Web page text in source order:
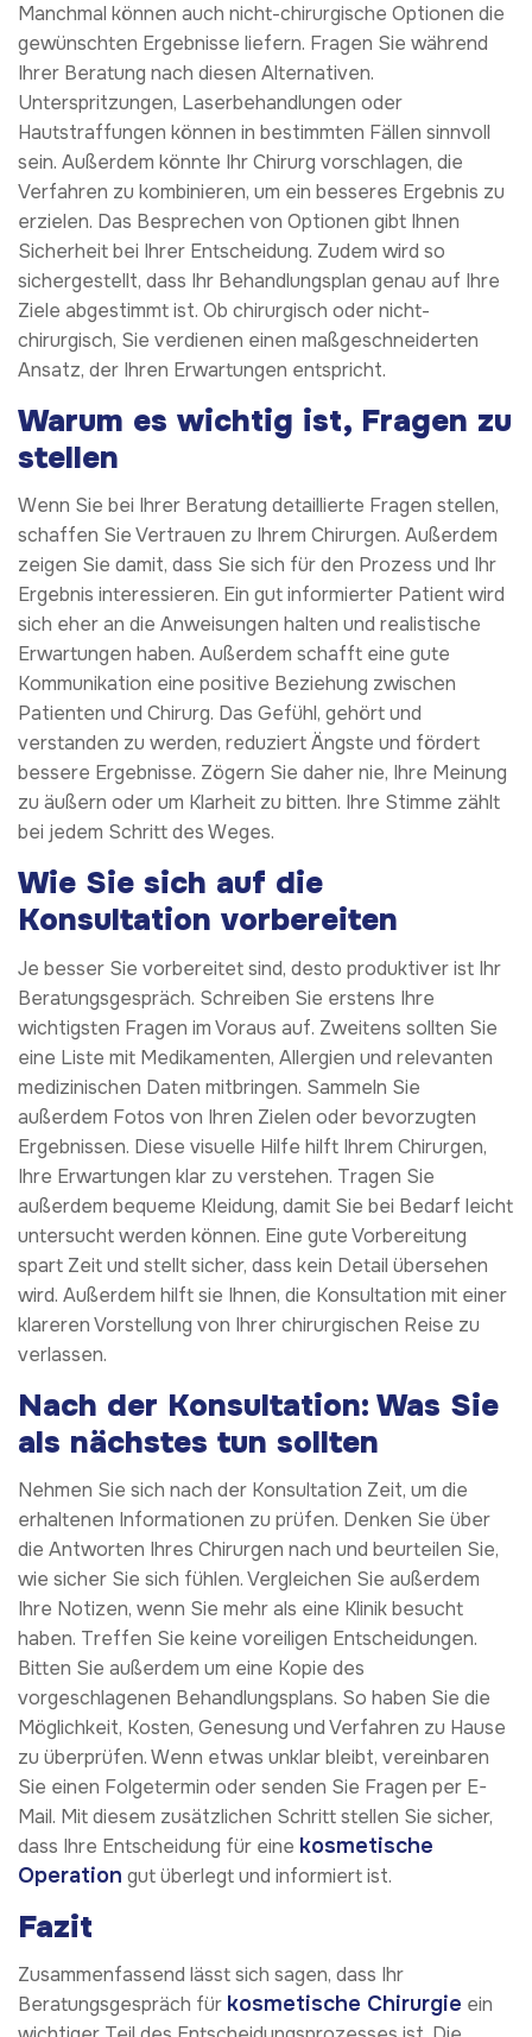
Manchmal können auch nicht-chirurgische Optionen die
gewünschten Ergebnisse liefern. Fragen Sie während
Ihrer Beratung nach diesen Alternativen.
Unterspritzungen, Laserbehandlungen oder
Hautstraffungen können in bestimmten Fällen sinnvoll
sein. Außerdem könnte Ihr Chirurg vorschlagen, die
Verfahren zu kombinieren, um ein besseres Ergebnis zu
erzielen. Das Besprechen von Optionen gibt Ihnen
Sicherheit bei Ihrer Entscheidung. Zudem wird so
sichergestellt, dass Ihr Behandlungsplan genau auf Ihre
Ziele abgestimmt ist. Ob chirurgisch oder nicht-
chirurgisch, Sie verdienen einen maßgeschneiderten
Ansatz, der Ihren Erwartungen entspricht.
Warum es wichtig ist, Fragen zu
stellen
Wenn Sie bei Ihrer Beratung detaillierte Fragen stellen,
schaffen Sie Vertrauen zu Ihrem Chirurgen. Außerdem
zeigen Sie damit, dass Sie sich für den Prozess und Ihr
Ergebnis interessieren. Ein gut informierter Patient wird
sich eher an die Anweisungen halten und realistische
Erwartungen haben. Außerdem schafft eine gute
Kommunikation eine positive Beziehung zwischen
Patienten und Chirurg. Das Gefühl, gehört und
verstanden zu werden, reduziert Ängste und fördert
bessere Ergebnisse. Zögern Sie daher nie, Ihre Meinung
zu äußern oder um Klarheit zu bitten. Ihre Stimme zählt
bei jedem Schritt des Weges.
Wie Sie sich auf die
Konsultation vorbereiten
Je besser Sie vorbereitet sind, desto produktiver ist Ihr
Beratungsgespräch. Schreiben Sie erstens Ihre
wichtigsten Fragen im Voraus auf. Zweitens sollten Sie
eine Liste mit Medikamenten, Allergien und relevanten
medizinischen Daten mitbringen. Sammeln Sie
außerdem Fotos von Ihren Zielen oder bevorzugten
Ergebnissen. Diese visuelle Hilfe hilft Ihrem Chirurgen,
Ihre Erwartungen klar zu verstehen. Tragen Sie
außerdem bequeme Kleidung, damit Sie bei Bedarf leicht
untersucht werden können. Eine gute Vorbereitung
spart Zeit und stellt sicher, dass kein Detail übersehen
wird. Außerdem hilft sie Ihnen, die Konsultation mit einer
klareren Vorstellung von Ihrer chirurgischen Reise zu
verlassen.
Nach der Konsultation: Was Sie
als nächstes tun sollten
Nehmen Sie sich nach der Konsultation Zeit, um die
erhaltenen Informationen zu prüfen. Denken Sie über
die Antworten Ihres Chirurgen nach und beurteilen Sie,
wie sicher Sie sich fühlen. Vergleichen Sie außerdem
Ihre Notizen, wenn Sie mehr als eine Klinik besucht
haben. Treffen Sie keine voreiligen Entscheidungen.
Bitten Sie außerdem um eine Kopie des
vorgeschlagenen Behandlungsplans. So haben Sie die
Möglichkeit, Kosten, Genesung und Verfahren zu Hause
zu überprüfen. Wenn etwas unklar bleibt, vereinbaren
Sie einen Folgetermin oder senden Sie Fragen per E-
Mail. Mit diesem zusätzlichen Schritt stellen Sie sicher,
dass Ihre Entscheidung für eine kosmetische
Operation gut überlegt und informiert ist.
Fazit
Zusammenfassend lässt sich sagen, dass Ihr
Beratungsgespräch für kosmetische Chirurgie ein